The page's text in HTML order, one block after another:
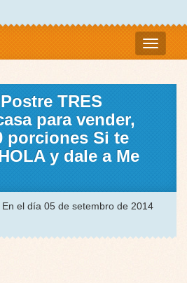
TRES
para vender,
porciones Si te
y dale a Me
En el día 05 de setembro de 2014